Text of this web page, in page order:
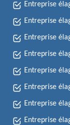
Entreprise
Entreprise
Entreprise
Entreprise
Entreprise
Entreprise
Entreprise
Entreprise